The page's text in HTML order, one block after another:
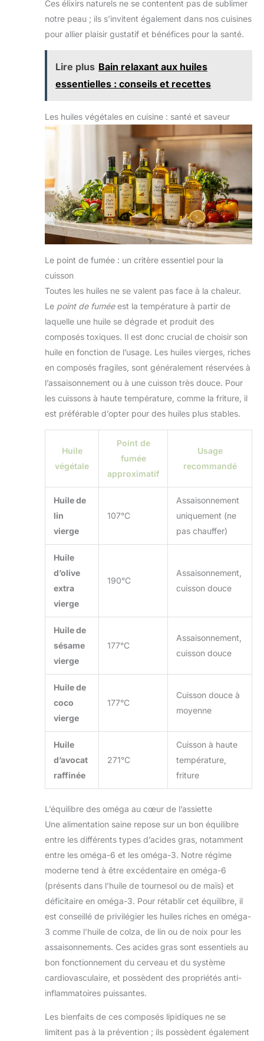
Ces élixirs naturels ne se contentent pas de sublimer
notre peau ; ils s’invitent également dans nos cuisines
pour allier plaisir gustatif et bénéfices pour la santé.
Lire plus Bain relaxant aux huiles
essentielles : conseils et recettes
Les huiles végétales en cuisine : santé et saveur
Le point de fumée : un critère essentiel pour la
cuisson
Toutes les huiles ne se valent pas face à la chaleur.
Le point de fuméeest la température à partir de
laquelle une huile se dégrade et produit des
composés toxiques. Il est donc crucial de choisir son
huile en fonction de l’usage. Les huiles vierges, riches
en composés fragiles, sont généralement réservées à
l’assaisonnement ou à une cuisson très douce. Pour
les cuissons à haute température, comme la friture, il
est préférable d’opter pour des huiles plus stables.
Huile
végétale
Point de
fumée
approximatif
Usage
recommandé
Huile de
lin
vierge
107°C
Assaisonnement
uniquement (ne
pas chauffer)
Huile
d’olive
extra
vierge
190°C
Assaisonnement,
cuisson douce
Huile de
sésame
vierge
177°C
Assaisonnement,
cuisson douce
Huile de
coco
vierge
177°C
Cuisson douce à
moyenne
Huile
d’avocat
raffinée
271°C
Cuisson à haute
température,
friture
L’équilibre des oméga au cœur de l’assiette
Une alimentation saine repose sur un bon équilibre
entre les différents types d’acides gras, notamment
entre les oméga-6 et les oméga-3. Notre régime
moderne tend à être excédentaire en oméga-6
(présents dans l’huile de tournesol ou de maïs) et
déficitaire en oméga-3. Pour rétablir cet équilibre, il
est conseillé de privilégier les huiles riches en oméga-
3 comme l’huile de colza, de lin ou de noix pour les
assaisonnements. Ces acides gras sont essentiels au
bon fonctionnement du cerveau et du système
cardiovasculaire, et possèdent des propriétés anti-
inflammatoires puissantes.
Les bienfaits de ces composés lipidiques ne se
limitent pas à la prévention ; ils possèdent également